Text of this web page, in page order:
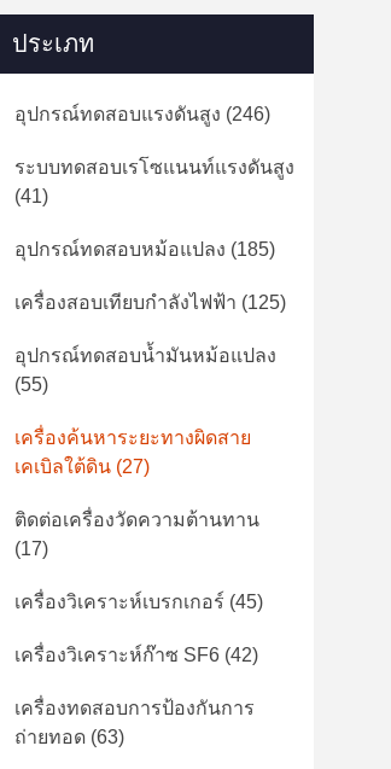
ประเภท
อุปกรณ์ทดสอบแรงดันสูง (246)
ระบบทดสอบเรโซแนนท์แรงดันสูง
(41)
อุปกรณ์ทดสอบหม้อแปลง (185)
เครื่องสอบเทียบกำลังไฟฟ้า (125)
อุปกรณ์ทดสอบน้ำมันหม้อแปลง
(55)
เครื่องค้นหาระยะทางผิดสาย
เคเบิลใต้ดิน (27)
ติดต่อเครื่องวัดความต้านทาน
(17)
เครื่องวิเคราะห์เบรกเกอร์ (45)
เครื่องวิเคราะห์ก๊าซ SF6 (42)
เครื่องทดสอบการป้องกันการ
ถ่ายทอด (63)